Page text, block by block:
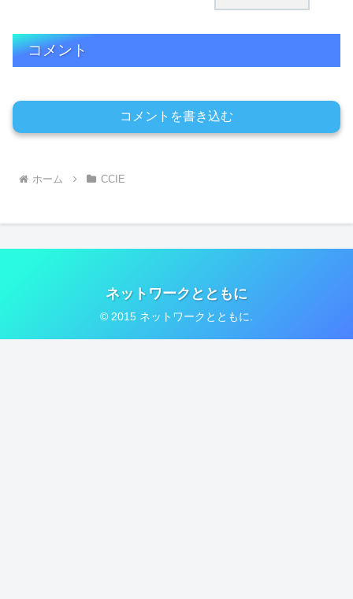
コメント
コメントを書き込む
ホーム CCIE
ネットワークとともに
© 2015 ネットワークとともに.